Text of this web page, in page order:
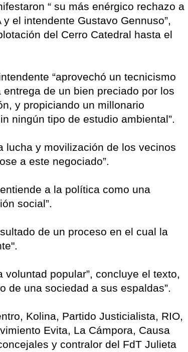
“ su más enérgico rechazo a
el intendente Gustavo Gennuso”,
del Cerro Catedral hasta el
“aprovechó un tecnicismo
de un bien preciado por los
y propiciando un millonario
ningún tipo de estudio ambiental”.
lucha y movilización de los vecinos
a este negociado”.
a la política como una
social”.
de un proceso en el cual la
popular”, concluye el texto,
de una sociedad a sus espaldas”.
Kolina, Partido Justicialista, RIO,
Evita, La Cámpora, Causa
y contralor del FdT Julieta